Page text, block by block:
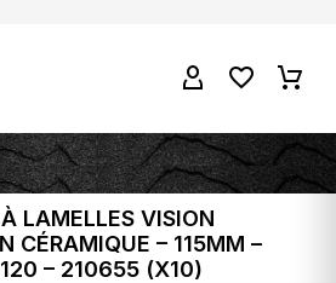
LAMELLES VISION
CÉRAMIQUE – 115MM –
– 210655 (X10)